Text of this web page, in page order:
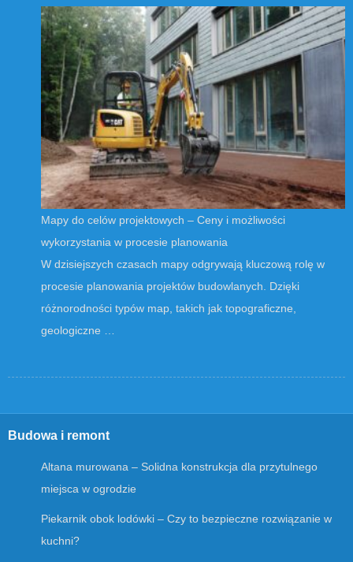
Mapy do celów projektowych – Ceny i możliwości
wykorzystania w procesie planowania
W dzisiejszych czasach mapy odgrywają kluczową rolę w
procesie planowania projektów budowlanych. Dzięki
różnorodności typów map, takich jak topograficzne,
geologiczne …
Budowa i remont
Altana murowana – Solidna konstrukcja dla przytulnego
miejsca w ogrodzie
Piekarnik obok lodówki – Czy to bezpieczne rozwiązanie w
kuchni?